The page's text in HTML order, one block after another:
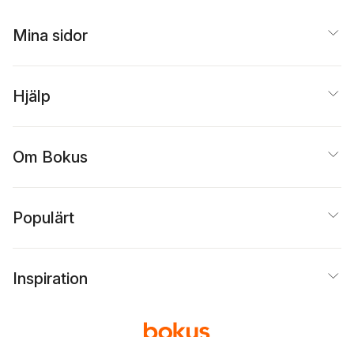
Mina sidor
Hjälp
Om Bokus
Populärt
Inspiration